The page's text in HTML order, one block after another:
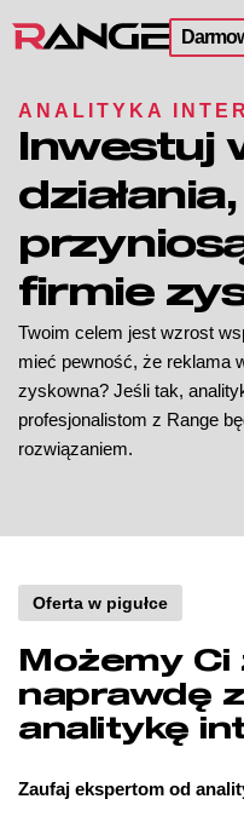
ANALITYKA
Inwestuj
firmie
Twoim celem jest wzrost
mieć pewność, że reklama
zyskowna? Jeśli tak,
profesjonalistom z Range
rozwiązaniem.
Oferta w pigułce
Możemy
naprawdę
analitykę
Zaufaj ekspertom od